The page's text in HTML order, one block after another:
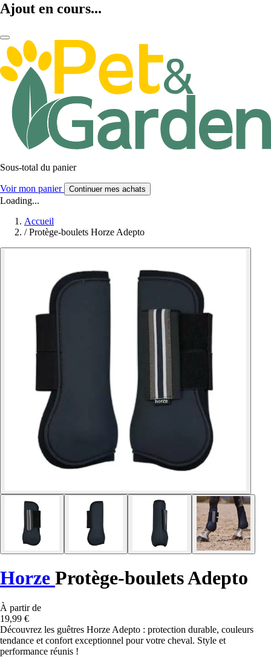
Ajout en cours...
Sous-total du panier
Voir mon panier Continuer mes achats
Loading...
Accueil
/ Protège-boulets Horze Adepto
Horze Protège-boulets Adepto
À partir de
19,99 €
Découvrez les guêtres Horze Adepto : protection durable, couleurs
tendance et confort exceptionnel pour votre cheval. Style et
performance réunis !